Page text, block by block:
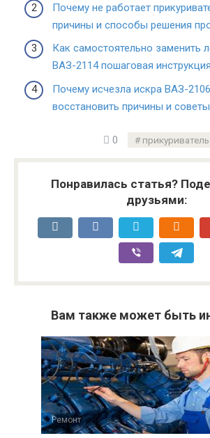
Почему не работает
причины и способы решения
Как самостоятельно заменить
ВАЗ-2114 пошаговая инструкция
Почему исчезла искра ВАЗ-
восстановить причины и советы
0 прикуриватель
Понравилась статья?
друзьями:
Вам также может быть
Ремонт